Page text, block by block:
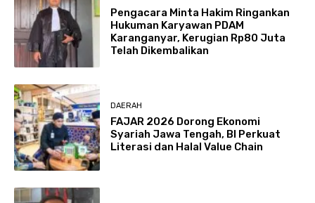
Pengacara Minta Hakim Ringankan
Hukuman Karyawan PDAM
Karanganyar, Kerugian Rp80 Juta
Telah Dikembalikan
DAERAH
FAJAR 2026 Dorong Ekonomi
Syariah Jawa Tengah, BI Perkuat
Literasi dan Halal Value Chain